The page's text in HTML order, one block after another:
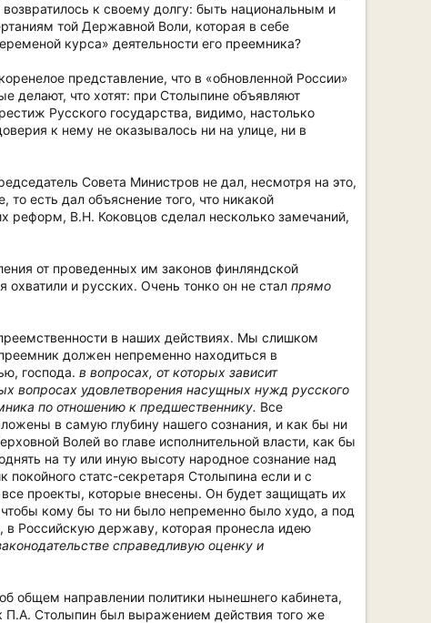
возвратилось к своему долгу: быть национальным и
той Державной Воли, которая в себе
курса» деятельности его преемника?
представление, что в «обновленной России»
делают, что хотят: при Столыпине объявляют
Русского государства, видимо, настолько
к нему не оказывалось ни на улице, ни в
Совета Министров не дал, несмотря на это,
есть дал объяснение того, что никакой
реформ, В.Н. Коковцов сделал несколько замечаний,
от проведенных им законов финляндской
и русских. Очень тонко он не стал прямо
в наших действиях. Мы слишком
должен непременно находиться в
господа. в вопросах, от которых зависит
вопросах удовлетворения насущных нужд русского
по отношению к предшественнику. Все
в самую глубину нашего сознания, и как бы ни
Волей во главе исполнительной власти, как бы
на ту или иную высоту народное сознание над
статс-секретаря Столыпина если и с
проекты, которые внесены. Он будет защищать их
кому бы то ни было непременно было худо, а под
Российскую державу, которая пронесла идею
справедливую оценку и
общем направлении политики нынешнего кабинета,
П.А. Столыпин был выражением действия того же